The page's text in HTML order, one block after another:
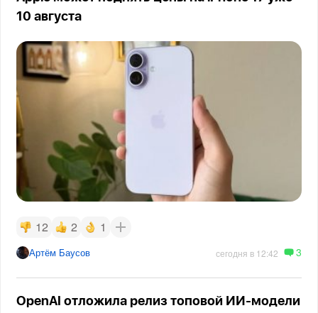
10 августа
12 2 1
Артём Баусов сегодня в 12:42 3
OpenAI отложила релиз топовой ИИ-модели